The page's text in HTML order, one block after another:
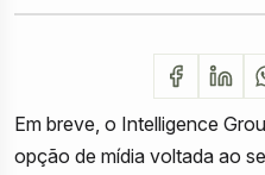
Em breve, o Intelligence
opção de mídia voltada ao